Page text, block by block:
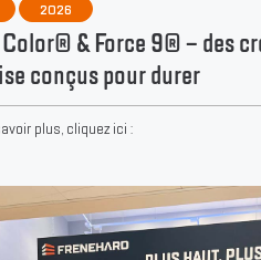
2026
& Force 9® – des
conçus pour durer
plus, cliquez ici :